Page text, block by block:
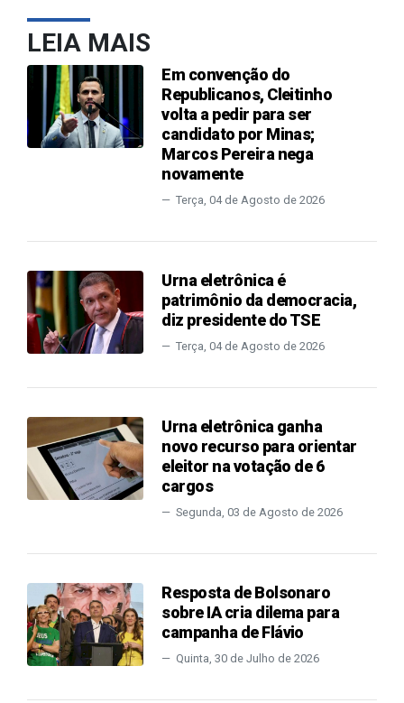
LEIA MAIS
Em convenção do
Republicanos, Cleitinho
volta a pedir para ser
candidato por Minas;
Marcos Pereira nega
novamente
Terça, 04 de Agosto de 2026
Urna eletrônica é
patrimônio da democracia,
diz presidente do TSE
Terça, 04 de Agosto de 2026
Urna eletrônica ganha
novo recurso para orientar
eleitor na votação de 6
cargos
Segunda, 03 de Agosto de 2026
Resposta de Bolsonaro
sobre IA cria dilema para
campanha de Flávio
Quinta, 30 de Julho de 2026